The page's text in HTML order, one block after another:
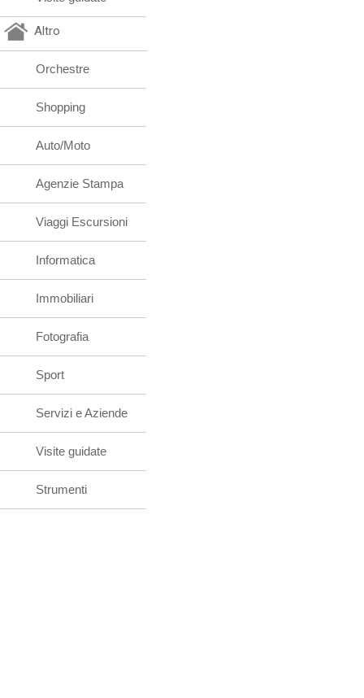
Altro
Orchestre
Shopping
Auto/Moto
Agenzie Stampa
Viaggi Escursioni
Informatica
Immobiliari
Fotografia
Sport
Servizi e Aziende
Visite guidate
Strumenti